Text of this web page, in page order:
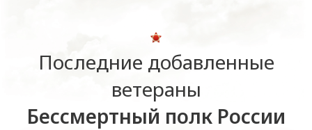
Последние добавленные
ветераны
Бессмертный полк России